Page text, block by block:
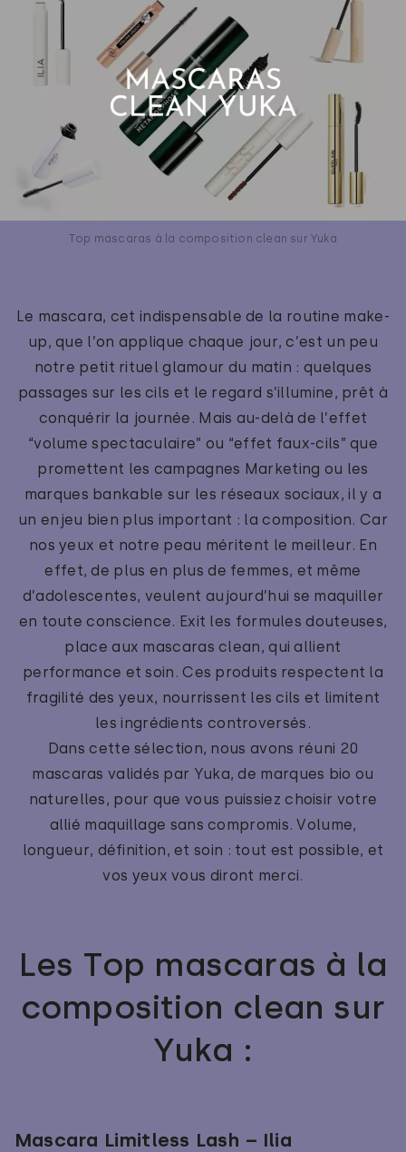
Top mascaras à la composition clean sur Yuka
Le mascara, cet indispensable de la routine make-
up, que l’on applique chaque jour, c’est un peu
notre petit rituel glamour du matin : quelques
passages sur les cils et le regard s’illumine, prêt à
conquérir la journée. Mais au-delà de l’effet
“volume spectaculaire” ou “effet faux-cils” que
promettent les campagnes Marketing ou les
marques bankable sur les réseaux sociaux, il y a
un enjeu bien plus important : la composition. Car
nos yeux et notre peau méritent le meilleur. En
effet, de plus en plus de femmes, et même
d’adolescentes, veulent aujourd’hui se maquiller
en toute conscience. Exit les formules douteuses,
place aux mascaras clean, qui allient
performance et soin. Ces produits respectent la
fragilité des yeux, nourrissent les cils et limitent
les ingrédients controversés.
Dans cette sélection, nous avons réuni 20
mascaras validés par Yuka, de marques bio ou
naturelles, pour que vous puissiez choisir votre
allié maquillage sans compromis. Volume,
longueur, définition, et soin : tout est possible, et
vos yeux vous diront merci.
Les Top mascaras à la
composition clean sur
Yuka :
Mascara Limitless Lash – Ilia